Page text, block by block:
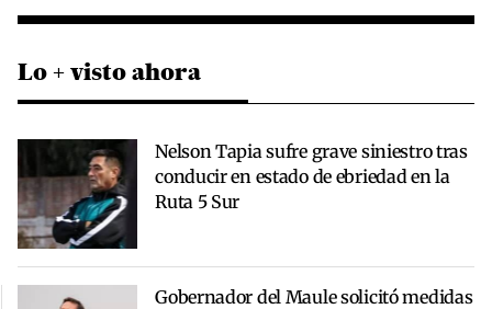
Lo + visto ahora
Nelson Tapia sufre grave siniestro tras
conducir en estado de ebriedad en la
Ruta 5 Sur
Gobernador del Maule solicitó medidas